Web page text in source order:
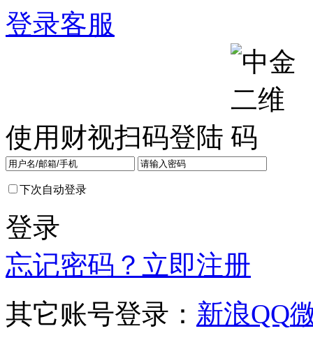
登录客服
使用财视扫码登陆
下次自动登录
登录
忘记密码？ 立即注册
其它账号登录： 新浪QQ